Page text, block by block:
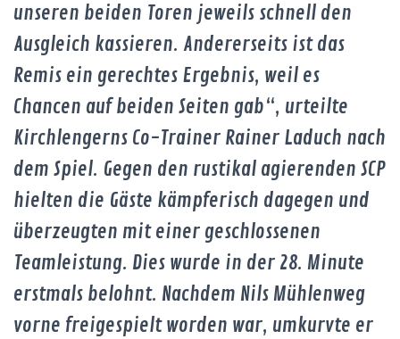
unseren beiden Toren jeweils schnell den
Ausgleich kassieren. Andererseits ist das
Remis ein gerechtes Ergebnis, weil es
Chancen auf beiden Seiten gab“, urteilte
Kirchlengerns Co-Trainer Rainer Laduch nach
dem Spiel. Gegen den rustikal agierenden SCP
hielten die Gäste kämpferisch dagegen und
überzeugten mit einer geschlossenen
Teamleistung. Dies wurde in der 28. Minute
erstmals belohnt. Nachdem Nils Mühlenweg
vorne freigespielt worden war, umkurvte er